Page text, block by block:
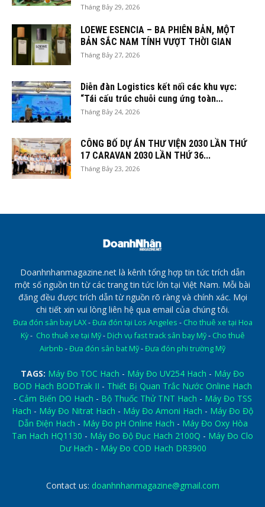
Tháng Bảy 29, 2026
LOEWE ESENCIA – BA PHIÊN BẢN, MỘT
BẢN SẮC NAM TÍNH VƯỢT THỜI GIAN
Tháng Bảy 27, 2026
Diễn đàn Logistics kết nối các khu vực:
“Tái cấu trúc chuỗi cung ứng toàn...
Tháng Bảy 24, 2026
CÔNG BỐ DỰ ÁN THƯ VIỆN 2030 LẦN THỨ
17 CARAVAN 2030 LẦN THỨ 36...
Tháng Bảy 23, 2026
Doanhnhanmagazine.net là kênh tổng hợp tin tức trích dẫn
một số nguồn tin từ các trang tin tức lớn tại Việt Nam. Mỗi bài
đăng đều được trích dẫn từ nguồn rõ ràng và chính xác. Mọi
chi tiết xin vui lòng liên hệ qua email của chúng tôi.
Đưa đón sân bay LAX-Đưa đón tại Los Angeles - Cho thuê xe tại Hoa
Kỳ- Cho thuê xe tại Mỹ- Dịch vụ fast track sân bay Mỹ- Cho thuê
Airbnb -Đưa đón sân bat Mỹ-Đưa đón phi trường Mỹ
TAGS: Máy Đo TOC Hach - Máy Đo UV254 Hach - Máy Đo
BOD Hach BODTrak II - Thiết Bị Quan Trắc Nước Online Hach
- Cảm Biến DO Hach - Bộ Thuốc Thử TNT Hach - Máy Đo TSS
Hach - Máy Đo Nitrat Hach - Máy Đo Amoni Hach - Máy Đo Độ
Dẫn Điện Hach - Máy Đo pH Online Hach - Máy Đo Oxy Hòa
Tan Hach HQ1130 - Máy Đo Độ Đục Hach 2100Q - Máy Đo Clo
Dư Hach - Máy Đo COD Hach DR3900
Contact us: doanhnhanmagazine@gmail.com